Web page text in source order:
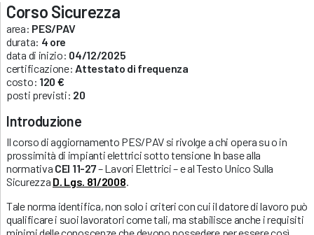
Corso Sicurezza
area: PES/PAV
durata: 4 ore
data di inizio: 04/12/2025
certificazione: Attestato di frequenza
costo: 120 €
posti previsti: 20
Introduzione
Il corso di aggiornamento PES/PAV si rivolge a chi opera su o in
prossimità di impianti elettrici sotto tensione In base alla
normativa CEI 11-27– Lavori Elettrici – e al Testo Unico Sulla
Sicurezza D. Lgs. 81/2008
Tale norma identifica, non solo i criteri con cui il datore di lavoro può
qualificare i suoi lavoratori come tali, ma stabilisce anche i requisiti
minimi delle conoscenze che devono possedere per essere così